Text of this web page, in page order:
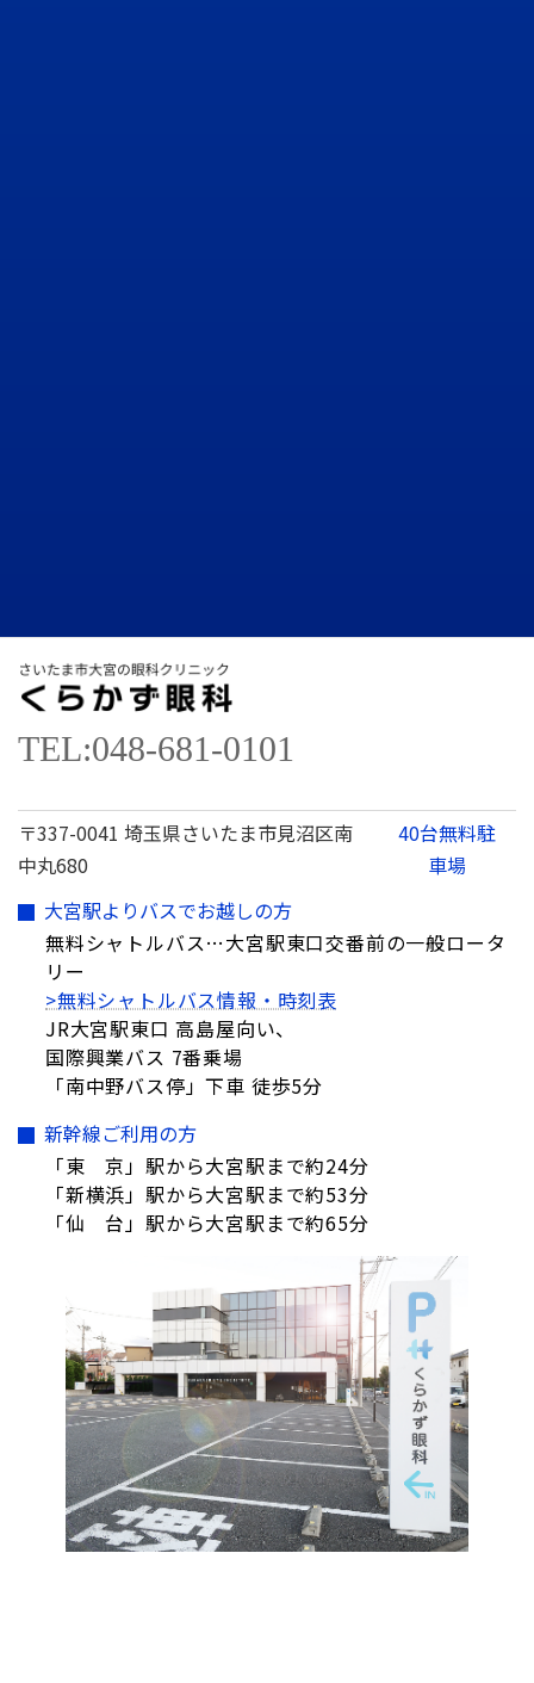
TEL:048-681-0101
〒337-0041 埼玉県さいたま市見沼区南
中丸680
40台無料駐
車場
大宮駅よりバスでお越しの方
無料シャトルバス…大宮駅東口交番前の一般ロータ
リー
>無料シャトルバス情報・時刻表
JR大宮駅東口 高島屋向い、
国際興業バス 7番乗場
「南中野バス停」下車 徒歩5分
新幹線ご利用の方
「東 京」駅から大宮駅まで約24分
「新横浜」駅から大宮駅まで約53分
「仙 台」駅から大宮駅まで約65分